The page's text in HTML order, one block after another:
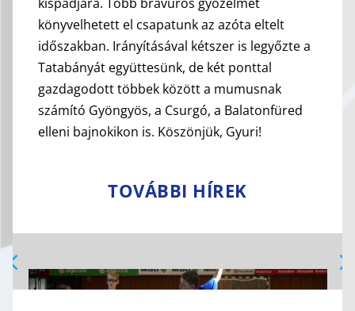
könyvelhetett el csapatunk az azóta eltelt
időszakban. Irányításával kétszer is legyőzte a
Tatabányát együttesünk, de két ponttal
gazdagodott többek között a mumusnak
számító Gyöngyös, a Csurgó, a Balatonfüred
elleni bajnokikon is. Köszönjük, Gyuri!
TOVÁBBI HÍREK